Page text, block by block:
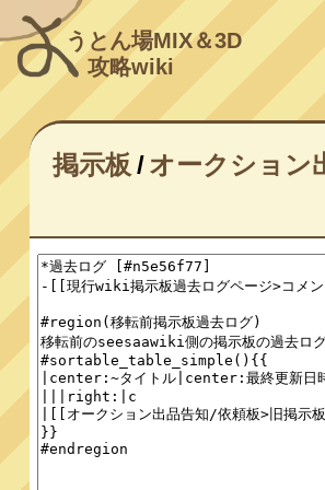
うとん場MIX＆3D
攻略wiki
掲示板 /オークション